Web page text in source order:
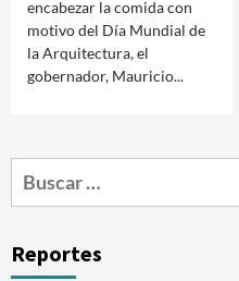
encabezar la comida con
motivo del Día Mundial de
la Arquitectura, el
gobernador, Mauricio...
Buscar:
Reportes